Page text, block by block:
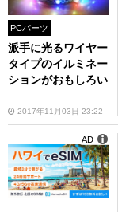
PCパーツ
派手に光るワイヤー
タイプのイルミネー
ションがおもしろい
2017年11月03日 23:22
AD